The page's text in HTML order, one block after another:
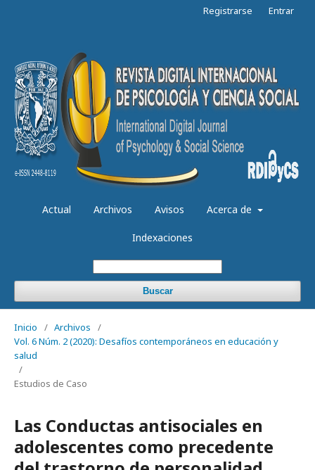
Actual Archivos Avisos Acerca de
Indexaciones
Buscar
Registrarse Entrar
Inicio / Archivos
/
Vol. 6 Núm. 2 (2020): Desafíos contemporáneos en educación y
salud
/
Estudios de Caso
Las Conductas antisociales en
adolescentes como precedente